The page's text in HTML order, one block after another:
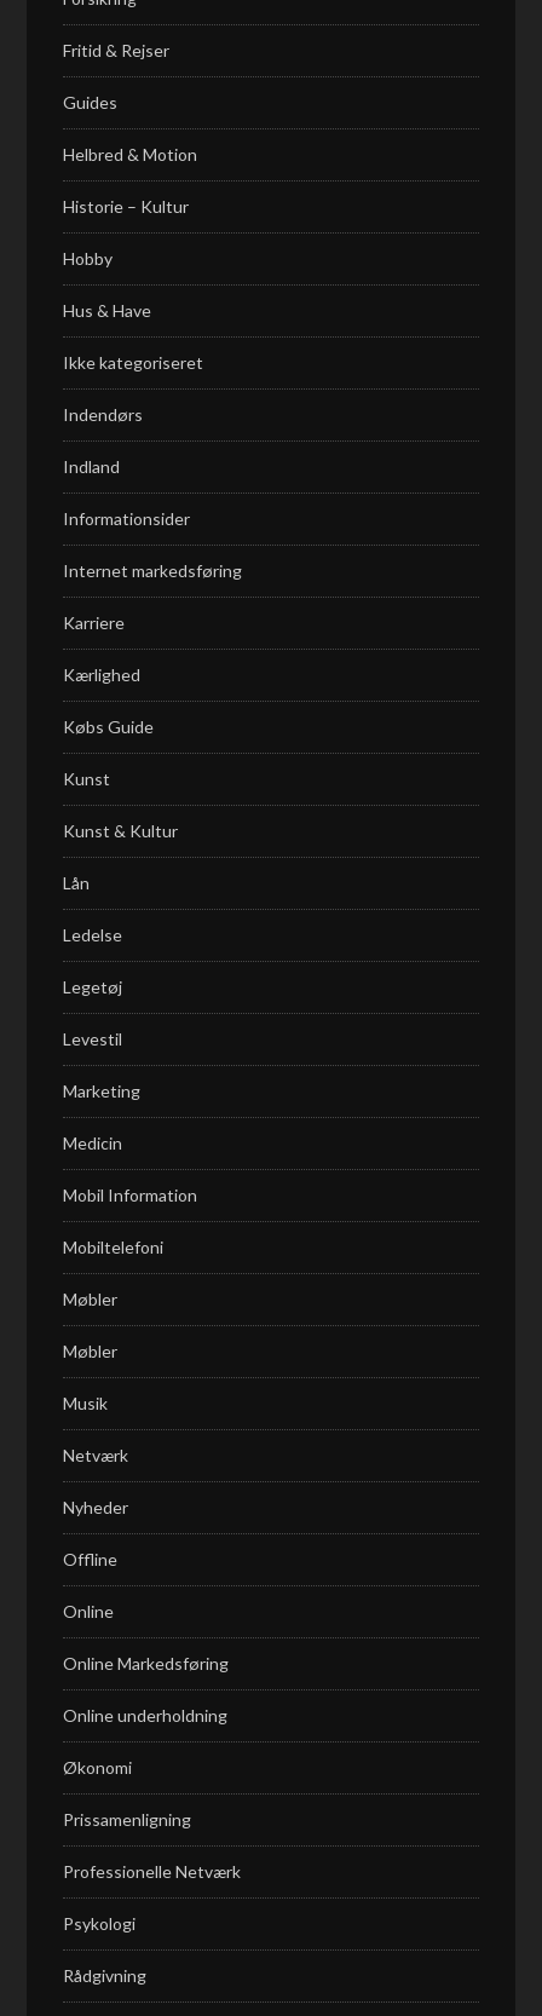
Fritid & Rejser
Guides
Helbred & Motion
Historie – Kultur
Hobby
Hus & Have
Ikke kategoriseret
Indendørs
Indland
Informationsider
Internet markedsføring
Karriere
Kærlighed
Købs Guide
Kunst
Kunst & Kultur
Lån
Ledelse
Legetøj
Levestil
Marketing
Medicin
Mobil Information
Mobiltelefoni
Møbler
Møbler
Musik
Netværk
Nyheder
Offline
Online
Online Markedsføring
Online underholdning
Økonomi
Prissamenligning
Professionelle Netværk
Psykologi
Rådgivning